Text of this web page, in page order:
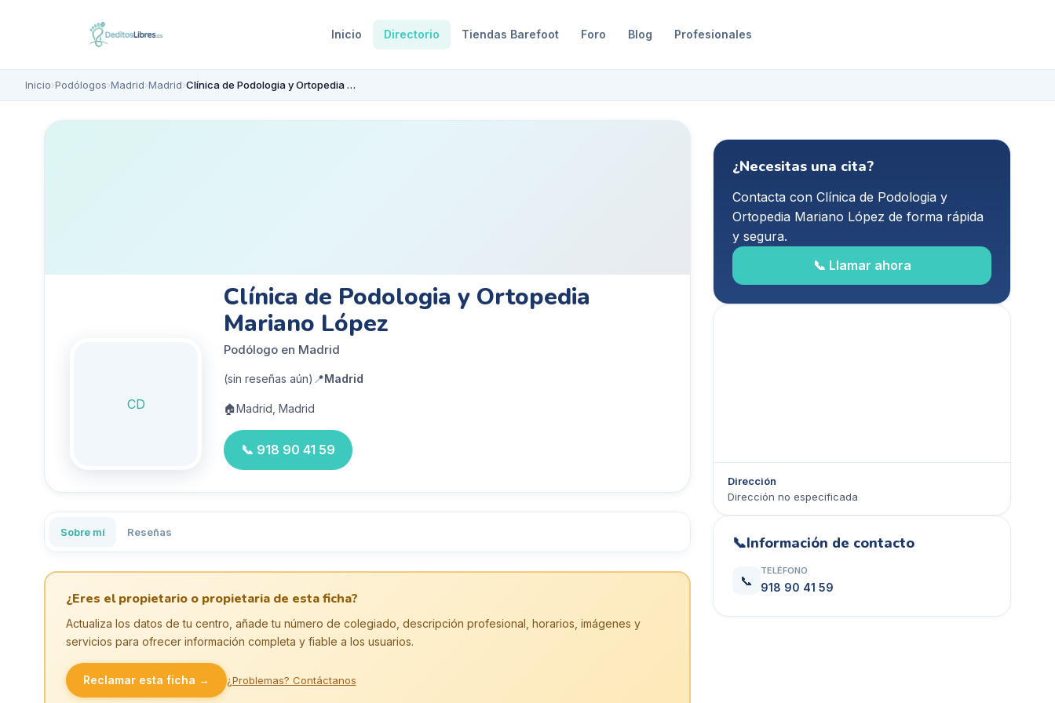
Inicio Directorio Tiendas Barefoot Foro Blog Profesionales
Inicio›Podólogos›Madrid›Madrid› Clínica de Podologia y Ortopedia Mariano López
CD
Clínica de Podologia y Ortopedia
Mariano López
Podólogo en Madrid
(sin reseñas aún) 📍Madrid
🏠Madrid, Madrid
📞 918 90 41 59
Sobre mí Reseñas
¿Eres el propietario o propietaria de esta ficha?
Actualiza los datos de tu centro, añade tu número de colegiado, descripción profesional, horarios, imágenes y
servicios para ofrecer información completa y fiable a los usuarios.
Reclamar esta ficha → ¿Problemas? Contáctanos
¿Necesitas una cita?
Contacta con Clínica de Podologia y
Ortopedia Mariano López de forma rápida
y segura.
📞 Llamar ahora
Dirección
Dirección no especificada
📞Información de contacto
📞
TELÉFONO
918 90 41 59